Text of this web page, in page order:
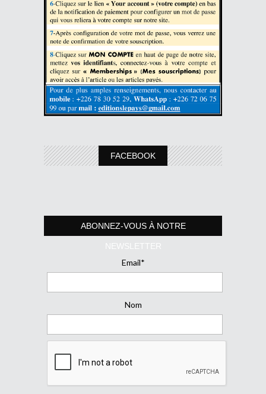
FACEBOOK
ABONNEZ-VOUS À NOTRE
NEWSLETTER
Email*
Nom